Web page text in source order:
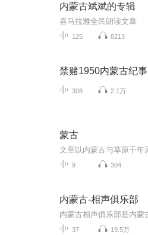
内蒙古斌斌的专辑
喜马拉雅全民朗读文章
125 8213
禁赌1950内蒙古纪事
308 2.1万
蒙古
9 304
内蒙古-相声俱乐部
37 19.5万